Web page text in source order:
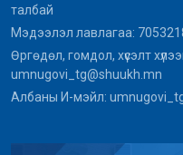
талбай
Мэдээлэл лавлагаа:
Өргөдөл, гомдол, хүсэлт
umnugovi_tg@shuukh.mn
Албаны И-мэйл: